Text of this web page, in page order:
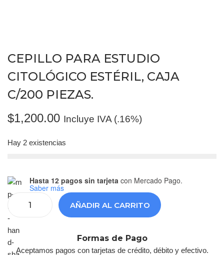
CEPILLO PARA ESTUDIO
CITOLÓGICO ESTÉRIL, CAJA
C/200 PIEZAS.
$1,200.00 Incluye IVA (.16%)
Hay 2 existencias
Hasta 12 pagos sin tarjetacon Mercado Pago.
Saber más
AÑADIR AL CARRITO
Formas de Pago
Aceptamos pagos con tarjetas de crédito, débito y efectivo.